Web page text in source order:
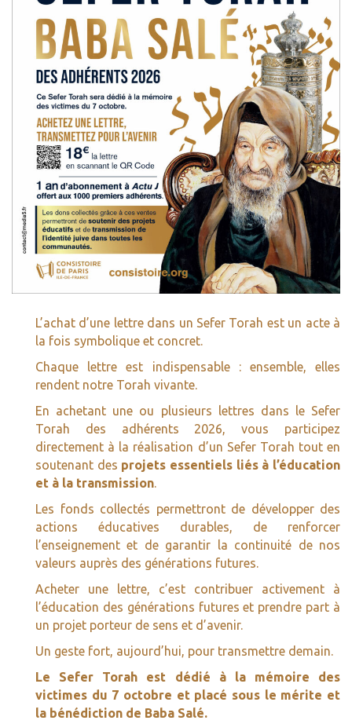
L’achat d’une lettre dans un Sefer Torah est un acte à
la fois symbolique et concret.
Chaque lettre est indispensable : ensemble, elles
rendent notre Torah vivante.
En achetant une ou plusieurs lettres dans le Sefer
Torah des adhérents 2026, vous participez
directement à la réalisation d’un Sefer Torah tout en
soutenant des projets essentiels liés à l’éducation
et à la transmission.
Les fonds collectés permettront de développer des
actions éducatives durables, de renforcer
l’enseignement et de garantir la continuité de nos
valeurs auprès des générations futures.
Acheter une lettre, c’est contribuer activement à
l’éducation des générations futures et prendre part à
un projet porteur de sens et d’avenir.
Un geste fort, aujourd’hui, pour transmettre demain.
Le Sefer Torah est dédié à la mémoire des
victimes du 7 octobre et placé sous le mérite et
la bénédiction de Baba Salé.